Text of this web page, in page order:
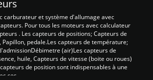
carburateur et système d'allumage avec
Pour tous les moteurs avec calculateur
. Les capteurs de positions; Capteurs de
pedale.Les capteurs de température;
(air)Les capteurs de
huile, Capteurs de vitesse (boite ou roues)
de position sont indispensables à une
ces ...